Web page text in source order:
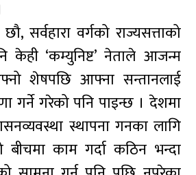
सर्वहारा वर्गको राज्यसत्ताको
केही ‘कम्युनिष्ट’ नेताले आजन्म
शेषपछि आफ्ना सन्तानलाई
गर्ने गरेको पनि पाइन्छ । देशमा
स्थापना गनका लागि
बीचमा काम गर्दा कठिन भन्दा